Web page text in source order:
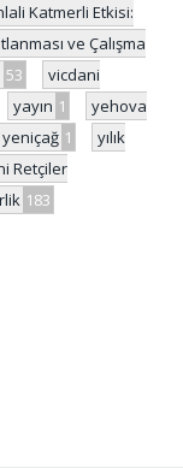
Katmerli Etkisi:
ve Çalışma
53
vicdani
yayın 1
yehova
yeniçağ 1
yılık
Retçiler
183